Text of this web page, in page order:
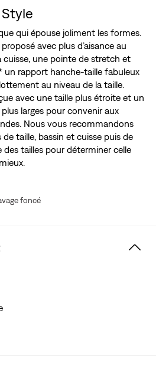
qui épouse joliment les formes.
avec plus d’aisance au
cuisse, une pointe de stretch et
rapport hanche-taille fabuleux
au niveau de la taille.
avec une taille plus étroite et un
larges pour convenir aux
Nous vous recommandons
taille, bassin et cuisse puis de
tailles pour déterminer celle
bassin et des cuisses
foncé